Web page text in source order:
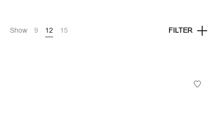
Show 9 12 15 FILTER